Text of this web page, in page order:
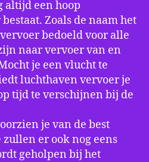
altijd een hoop
Zoals de naam het
bedoeld voor alle
naar vervoer van en
je een vlucht te
luchthaven vervoer je
tijd te verschijnen bij de
je van de best
er ook nog eens
geholpen bij het